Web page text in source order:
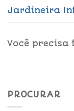
Jardineira
Você precisa
PROCURAR